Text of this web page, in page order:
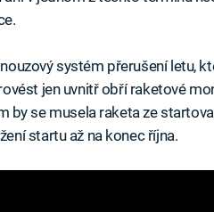
systém přerušení letu,
jen uvnitř obří raketové
by se musela raketa ze
startu až na konec října.